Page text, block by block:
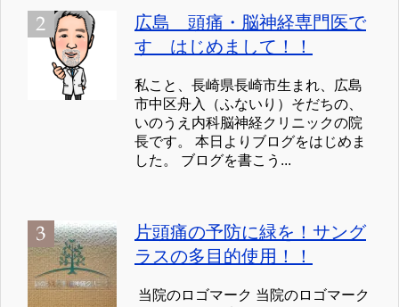
広島 頭痛・脳神経専門医で
す はじめまして！！
私こと、長崎県長崎市生まれ、広島
市中区舟入（ふないり）そだちの、
いのうえ内科脳神経クリニックの院
長です。 本日よりブログをはじめま
した。 ブログを書こう...
片頭痛の予防に緑を！サング
ラスの多目的使用！！
当院のロゴマーク 当院のロゴマーク